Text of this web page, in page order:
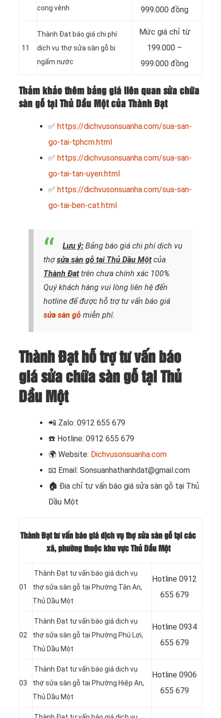
cong vênh
999.000 đồng
11
Thành Đạt báo giá chi phí
dịch vụ thợ sửa sàn gỗ bị
ngấm nước
Mức giá chỉ từ
199.000 –
999.000 đồng
Thảm khảo thêm bảng giá liên quan sửa chữa
sàn gỗ tại Thủ Dầu Một của Thành Đạt
✅ https://dichvusonsuanha.com/sua-san-
go-tai-tphcm.html
✅ https://dichvusonsuanha.com/sua-san-
go-tai-tan-uyen.html
✅ https://dichvusonsuanha.com/sua-san-
go-tai-ben-cat.html
Lưu ý: Bảng báo giá chi phí dịch vụ
thợsửa sàn gỗ tại Thủ Dầu Mộtcủa
Thành Đạttrên chưa chính xác 100%.
Quý khách hàng vui lòng liên hệ đến
hotline để được hỗ trợ tư vấn báo giá
sửa sàn gỗ miễn phí.
Thành Đạt hỗ trợ tư vấn báo
giá sửa chữa sàn gỗ tại Thủ
Dầu Một
📲 Zalo: 0912 655 679
☎️ Hotline: 0912 655 679
🌍 Website: Dichvusonsuanha.com
📧 Email: Sonsuanhathanhdat@gmail.com
🏠 Địa chỉ tư vấn báo giá sửa sàn gỗ tại Thủ
Dầu Một
Thành Đạt tư vấn báo giá dịch vụ thợ sửa sàn gỗ tại các
xã, phường thuộc khu vực Thủ Dầu Một
01
Thành Đạt tư vấn báo giá dịch vụ
thợ sửa sàn gỗ tại Phường Tân An,
Thủ Dầu Một
Hotline 0912
655 679
02
Thành Đạt tư vấn báo giá dịch vụ
thợ sửa sàn gỗ tại Phường Phú Lợi,
Thủ Dầu Một
Hotline 0934
655 679
03
Thành Đạt tư vấn báo giá dịch vụ
thợ sửa sàn gỗ tại Phường Hiệp An,
Thủ Dầu Một
Hotline 0906
655 679